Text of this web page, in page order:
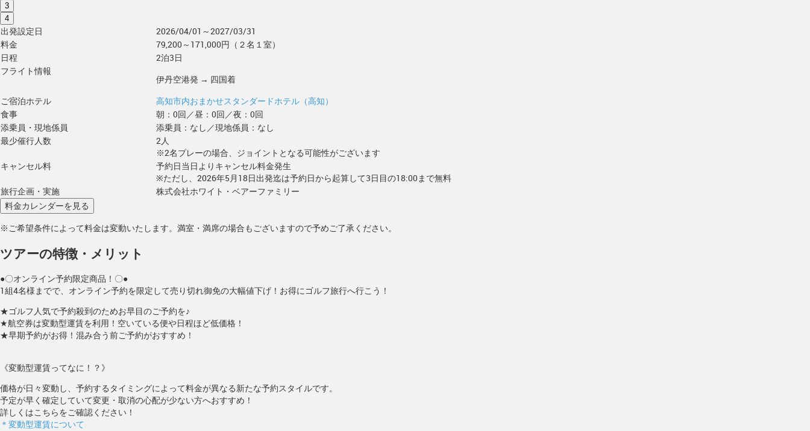
3
4
出発設定日
2026/04/01～2027/03/31
料金
79,200～171,000円（２名１室）
日程
2泊3日
フライト情報
伊丹空港発 → 四国着
ご宿泊ホテル
高知市内おまかせスタンダードホテル（高知）
食事
朝：0回／昼：0回／夜：0回
添乗員・現地係員
添乗員：なし／現地係員：なし
最少催行人数
2人
※2名プレーの場合、ジョイントとなる可能性がございます
キャンセル料
予約日当日よりキャンセル料金発生
※ただし、2026年5月18日出発迄は予約日から起算して3日目の18:00まで無料
旅行企画・実施
株式会社ホワイト・ベアーファミリー
※ご希望条件によって料金は変動いたします。満室・満席の場合もございますので予めご了承ください。
ツアーの特徴・メリット
●〇オンライン予約限定商品！〇●
1組4名様までで、オンライン予約を限定して売り切れ御免の大幅値下げ！お得にゴルフ旅行へ行こう！
★ゴルフ人気で予約殺到のためお早目のご予約を♪
★航空券は変動型運賃を利用！空いている便や日程ほど低価格！
★早期予約がお得！混み合う前ご予約がおすすめ！
《変動型運賃ってなに！？》
価格が日々変動し、予約するタイミングによって料金が異なる新たな予約スタイルです。
予定が早く確定していて変更・取消の心配が少ない方へおすすめ！
詳しくはこちらをご確認ください！
＊変動型運賃について